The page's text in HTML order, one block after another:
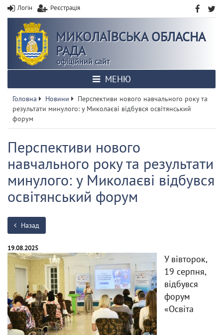
Логін Реєстрація
МИКОЛАЇВСЬКА ОБЛАСНА
РАДА
офіційний сайт
МЕНЮ
Головна Новини
Перспективи нового навчального року та
результати минулого: у Миколаєві відбувся освітянський
форум
Перспективи нового
навчального року та результати
минулого: у Миколаєві відбувся
освітянський форум
Назад
19.08.2025
У вівторок,
19 серпня,
відбувся
форум
«Освіта